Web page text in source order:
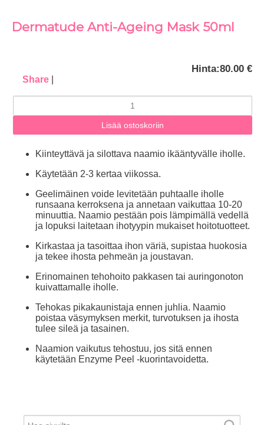
Dermatude Anti-Ageing Mask 50ml
Share
Hinta:80.00 €
Kiinteyttävä ja silottava naamio ikääntyvälle iholle.
Käytetään 2-3 kertaa viikossa.
Geelimäinen voide levitetään puhtaalle iholle
runsaana kerroksena ja annetaan vaikuttaa 10-20
minuuttia. Naamio pestään pois lämpimällä vedellä
ja lopuksi laitetaan ihotyypin mukaiset hoitotuotteet.
Kirkastaa ja tasoittaa ihon väriä, supistaa huokosia
ja tekee ihosta pehmeän ja joustavan.
Erinomainen tehohoito pakkasen tai auringonoton
kuivattamalle iholle.
Tehokas pikakaunistaja ennen juhlia. Naamio
poistaa väsymyksen merkit, turvotuksen ja ihosta
tulee sileä ja tasainen.
Naamion vaikutus tehostuu, jos sitä ennen
käytetään Enzyme Peel -kuorintavoidetta.